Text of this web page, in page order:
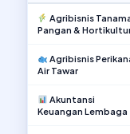
Agribisnis
Pangan &
Agribisnis
Air Tawar
Akuntansi
Keuangan Lembaga